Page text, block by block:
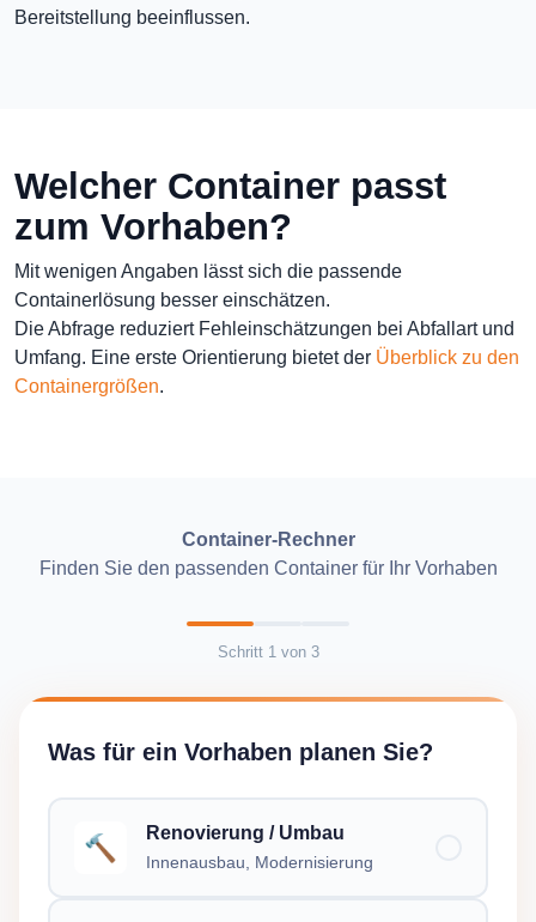
Bereitstellung beeinflussen.
Welcher Container passt
zum Vorhaben?
Mit wenigen Angaben lässt sich die passende
Containerlösung besser einschätzen.
Die Abfrage reduziert Fehleinschätzungen bei Abfallart und
Umfang. Eine erste Orientierung bietet der Überblick zu den
Containergrößen.
Container-Rechner
Finden Sie den passenden Container für Ihr Vorhaben
Schritt 1von 3
Was für ein Vorhaben planen Sie?
🔨 Renovierung / Umbau
Innenausbau, Modernisierung